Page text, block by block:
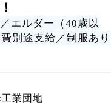
エルダー（40歳以
別途支給／制服あり
業団地